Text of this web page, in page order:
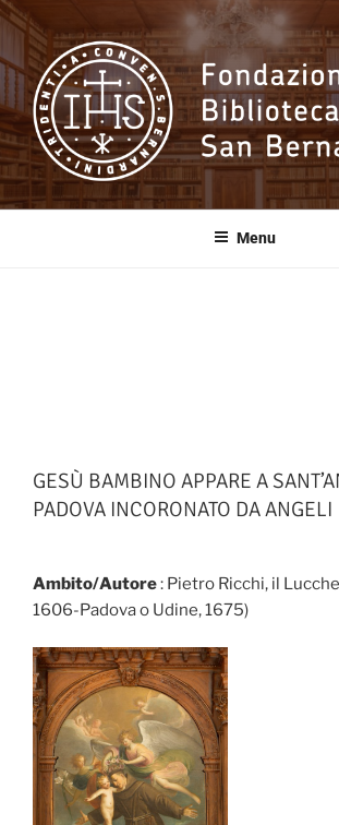
Salta
contenuto
Fondazione
Biblioteca SanMenu
GESÙ BAMBINO APPARE A
PADOVA INCORONATO DA ANGELI
Ambito/Autore: Pietro Ricchi, il
1606-Padova o Udine, 1675)